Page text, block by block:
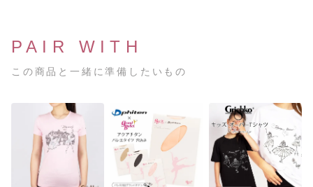
PAIR WITH
この商品と一緒に準備したいもの